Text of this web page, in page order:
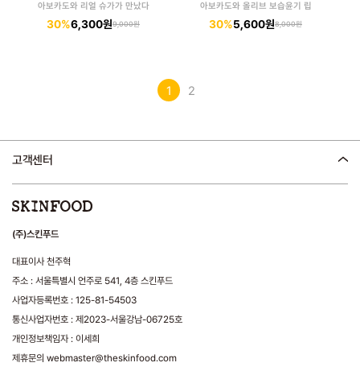
아보카도와 리얼 슈가가 만났다
30%6,300원9,000원
아보카도와 올리브 보습윤기 립
30%5,600원8,000원
1 2
고객센터
(주)스킨푸드
대표이사 천주혁
주소 : 서울특별시 언주로 541, 4층 스킨푸드
사업자등록번호 : 125-81-54503
통신사업자번호 : 제2023-서울강남-06725호
개인정보책임자 : 이세희
제휴문의 webmaster@theskinfood.com